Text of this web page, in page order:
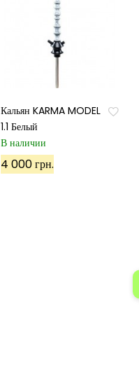
Кальян KARMA MODEL
1.1 Белый
В наличии
4 000 грн.